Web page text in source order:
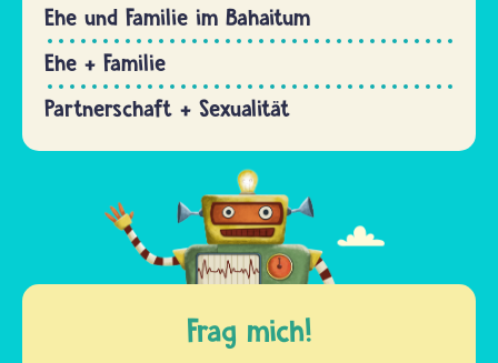
Ehe und Familie im Bahaitum
Ehe + Familie
Partnerschaft + Sexualität
Frag mich!